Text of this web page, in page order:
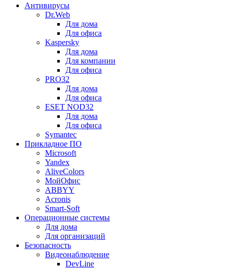
Антивирусы
Dr.Web
Для дома
Для офиса
Kaspersky
Для дома
Для компании
Для офиса
PRO32
Для дома
Для офиса
ESET NOD32
Для дома
Для офиса
Symantec
Прикладное ПО
Microsoft
Yandex
AliveColors
МойОфис
ABBYY
Acronis
Smart-Soft
Операционные системы
Для дома
Для организаций
Безопасность
Видеонаблюдение
DevLine